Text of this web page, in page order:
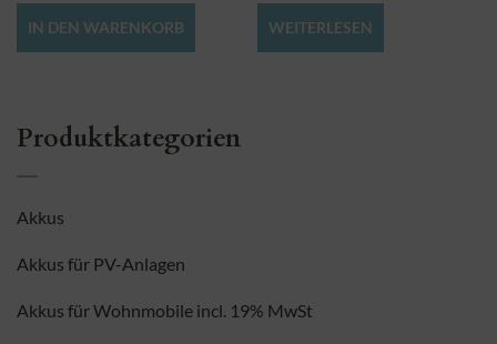
IN DEN WARENKORB WEITERLESEN
Produktkategorien
Akkus
Akkus für PV-Anlagen
Akkus für Wohnmobile incl. 19% MwSt